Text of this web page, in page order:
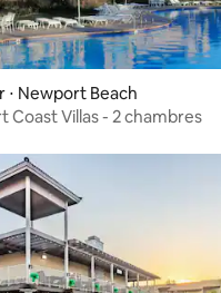
Newport Beach
Coast Villas - 2 chambres